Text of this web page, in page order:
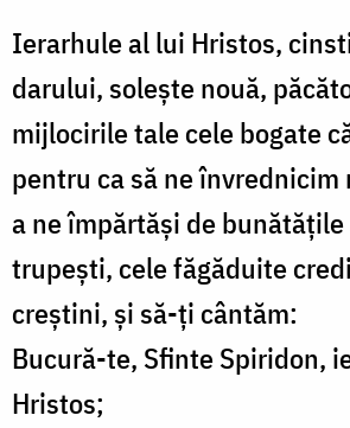
Ierarhule al lui Hristos,
darului, solește nouă,
mijlocirile tale cele bogate
pentru ca să ne învrednicim
a ne împărtăși de
trupești, cele făgăduite
creștini, și să-ți cântăm:
Bucură-te, Sfinte Spiridon,
Hristos;